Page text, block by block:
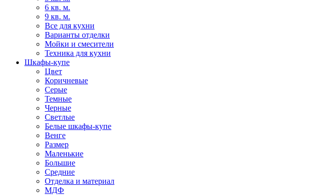
6 кв. м.
9 кв. м.
Все для кухни
Варианты отделки
Мойки и смесители
Техника для кухни
Шкафы-купе
Цвет
Коричневые
Серые
Темные
Черные
Светлые
Белые шкафы-купе
Венге
Размер
Маленькие
Большие
Средние
Отделка и материал
МДФ